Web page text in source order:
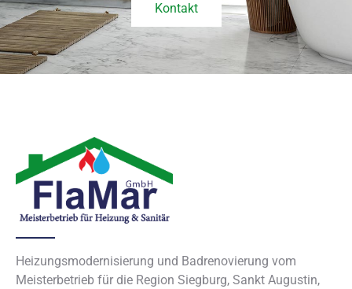
Kontakt
Heizungsmodernisierung und Badrenovierung vom
Meisterbetrieb für die Region Siegburg, Sankt Augustin,